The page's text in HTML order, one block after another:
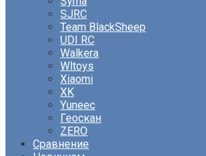
SJRC
Team BlackSheep
UDI RC
Walkera
Wltoys
Xiaomi
XK
Yuneec
Геоскан
ZERO
Сравнение